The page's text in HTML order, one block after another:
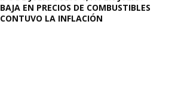
BAJA EN PRECIOS DE COMBUSTIBLES
CONTUVO LA INFLACIÓN